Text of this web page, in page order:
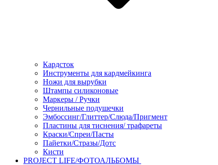
Кардсток
Инструменты для кардмейкинга
Ножи для вырубки
Штампы силиконовые
Маркеры / Ручки
Чернильные подушечки
Эмбоссинг/Глиттер/Слюда/Пригмент
Пластины для тиснения/ трафареты
Краски/Спреи/Пасты
Пайетки/Стразы/Дотс
Кисти
PROJECT LIFE/ФОТОАЛЬБОМЫ